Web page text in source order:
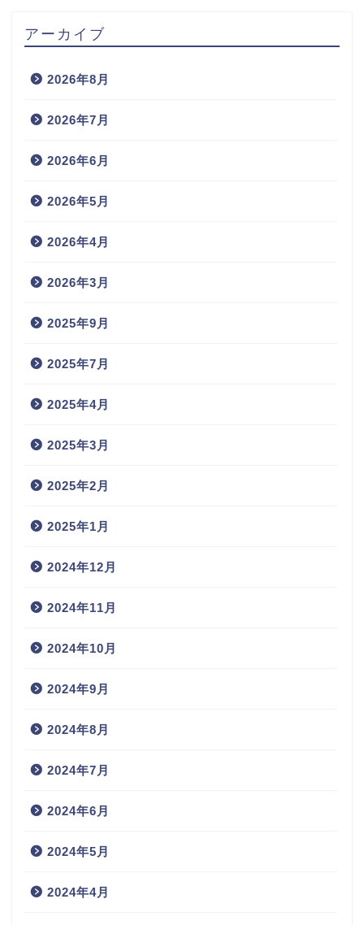
アーカイブ
2026年8月
2026年7月
2026年6月
2026年5月
2026年4月
2026年3月
2025年9月
2025年7月
2025年4月
2025年3月
2025年2月
2025年1月
2024年12月
2024年11月
2024年10月
2024年9月
2024年8月
2024年7月
2024年6月
2024年5月
2024年4月